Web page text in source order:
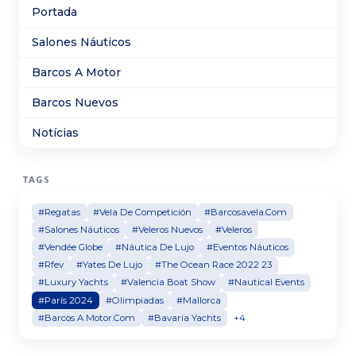
Portada
Salones Náuticos
Barcos A Motor
Barcos Nuevos
Notícias
TAGS
#Regatas #Vela De Competición
#Barcosavela.Com
#Salones Náuticos
#Veleros Nuevos
#Veleros
#Vendée Globe
#Náutica De Lujo
#Eventos Náuticos
#Rfev
#Yates De Lujo
#The Ocean Race 2022 23
#Luxury Yachts
#Valencia Boat Show
#Nautical Events
#París 2024
#Olimpiadas
#Mallorca
#Barcos A Motor.Com
#Bavaria Yachts +4